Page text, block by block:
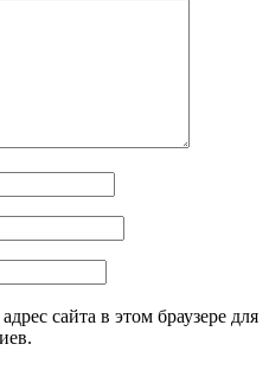
сайта в этом браузере для